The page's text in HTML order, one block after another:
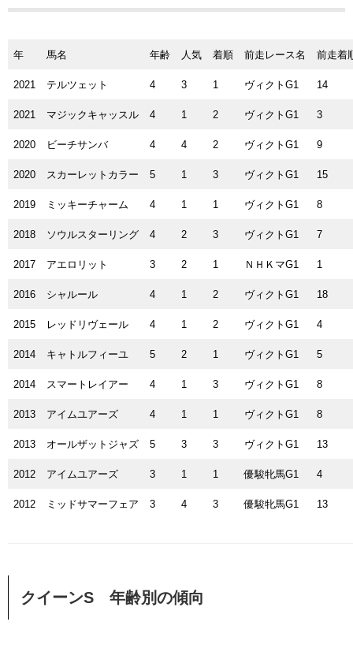
年 馬名 年齢 人気 着順 前走レース名 前走着
2021 テルツェット 4 3 1 ヴィクトG1 14
2021 マジックキャッスル 4 1 2 ヴィクトG1 3
2020 ビーチサンバ 4 4 2 ヴィクトG1 9
2020 スカーレットカラー 5 1 3 ヴィクトG1 15
2019 ミッキーチャーム 4 1 1 ヴィクトG1 8
2018 ソウルスターリング 4 2 3 ヴィクトG1 7
2017 アエロリット 3 2 1 ＮＨＫマG1 1
2016 シャルール 4 1 2 ヴィクトG1 18
2015 レッドリヴェール 4 1 2 ヴィクトG1 4
2014 キャトルフィーユ 5 2 1 ヴィクトG1 5
2014 スマートレイアー 4 1 3 ヴィクトG1 8
2013 アイムユアーズ 4 1 1 ヴィクトG1 8
2013 オールザットジャズ 5 3 3 ヴィクトG1 13
2012 アイムユアーズ 3 1 1 優駿牝馬G1 4
2012 ミッドサマーフェア 3 4 3 優駿牝馬G1 13
クイーンS 年齢別の傾向